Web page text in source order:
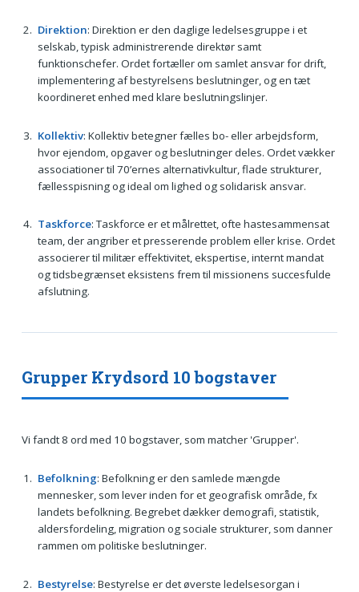
Direktion: Direktion er den daglige ledelsesgruppe i et
selskab, typisk administrerende direktør samt
funktionschefer. Ordet fortæller om samlet ansvar for drift,
implementering af bestyrelsens beslutninger, og en tæt
koordineret enhed med klare beslutningslinjer.
Kollektiv: Kollektiv betegner fælles bo- eller arbejdsform,
hvor ejendom, opgaver og beslutninger deles. Ordet vækker
associationer til 70’ernes alternativkultur, flade strukturer,
fællesspisning og ideal om lighed og solidarisk ansvar.
Taskforce: Taskforce er et målrettet, ofte hastesammensat
team, der angriber et presserende problem eller krise. Ordet
associerer til militær effektivitet, ekspertise, internt mandat
og tidsbegrænset eksistens frem til missionens succesfulde
afslutning.
Grupper Krydsord 10 bogstaver
Vi fandt 8 ord med 10 bogstaver, som matcher 'Grupper'.
Befolkning: Befolkning er den samlede mængde
mennesker, som lever inden for et geografisk område, fx
landets befolkning. Begrebet dækker demografi, statistik,
aldersfordeling, migration og sociale strukturer, som danner
rammen om politiske beslutninger.
Bestyrelse: Bestyrelse er det øverste ledelsesorgan i